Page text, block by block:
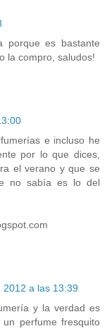
porque es bastante
la compro, saludos!
e incluso he
por lo que dices,
el verano y que se
no sabía es lo del
2012 a las 13:39
y la verdad es
perfume fresquito